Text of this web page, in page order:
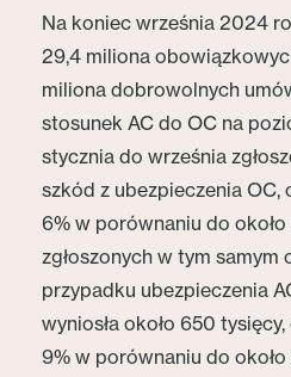
Na koniec września 2024
29,4 miliona
miliona dobrowolnych
stosunek AC do OC na
stycznia do września
szkód z ubezpieczenia
6% w porównaniu do
zgłoszonych w tym
przypadku ubezpieczenia
wyniosła około 650
9% w porównaniu do